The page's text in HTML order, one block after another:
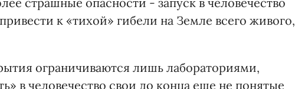
к «тихой» гибели на Земле всего живого,
ограничиваются лишь лабораториями,
в человечество свои до конца еще не понятые